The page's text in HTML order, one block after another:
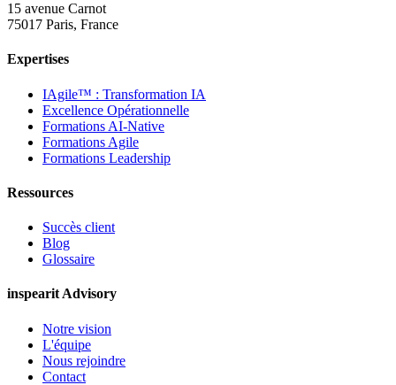
15 avenue Carnot
75017 Paris, France
Expertises
IAgile™ : Transformation IA
Excellence Opérationnelle
Formations AI-Native
Formations Agile
Formations Leadership
Ressources
Succès client
Blog
Glossaire
inspearit Advisory
Notre vision
L'équipe
Nous rejoindre
Contact